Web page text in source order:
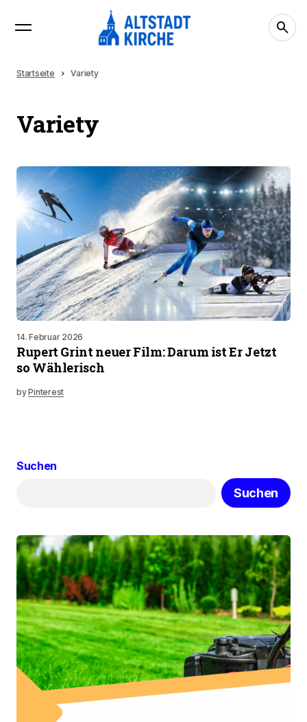
Startseite Variety
Variety
14. Februar 2026
Rupert Grint neuer Film: Darum ist Er Jetzt
so Wählerisch
byPinterest
Suchen
Suchen